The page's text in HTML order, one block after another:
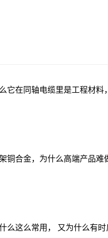
它在同轴电缆里是工程材料
铜合金，为什么高端产品难
么这么常用， 又为什么有时